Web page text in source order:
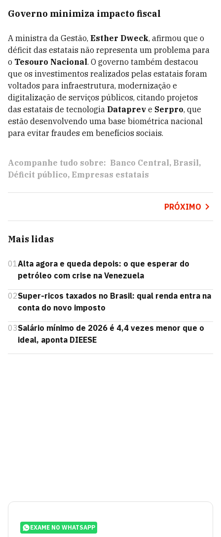
Governo minimiza impacto fiscal
A ministra da Gestão, Esther Dweck, afirmou que o
déficit das estatais não representa um problema para
o Tesouro Nacional. O governo também destacou
que os investimentos realizados pelas estatais foram
voltados para infraestrutura, modernização e
digitalização de serviços públicos, citando projetos
das estatais de tecnologia Dataprev e Serpro, que
estão desenvolvendo uma base biométrica nacional
para evitar fraudes em benefícios sociais.
Acompanhe tudo sobre: Banco Central Brasil
Déficit público Empresas estatais
PRÓXIMO
Mais lidas
01Alta agora e queda depois: o que esperar do
petróleo com crise na Venezuela
02Super-ricos taxados no Brasil: qual renda entra na
conta do novo imposto
03Salário mínimo de 2026 é 4,4 vezes menor que o
ideal, aponta DIEESE
EXAME NO WHATSAPP